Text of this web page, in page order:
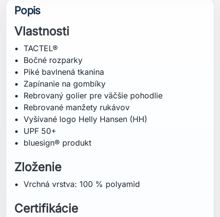
Popis
Vlastnosti
TACTEL®
Bočné rozparky
Piké bavlnená tkanina
Zapínanie na gombíky
Rebrovaný golier pre väčšie pohodlie
Rebrované manžety rukávov
Vyšívané logo Helly Hansen (HH)
UPF 50+
bluesign® produkt
Zloženie
Vrchná vrstva: 100 % polyamid
Certifikácie